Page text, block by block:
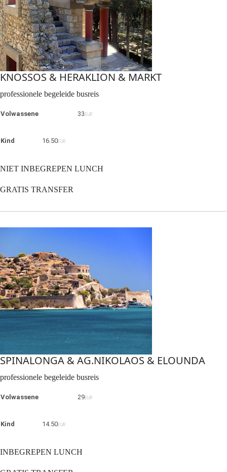
KNOSSOS & HERAKLION & MARKT
professionele begeleide busreis
Volwassene 33EUR
Kind 16.50EUR
NIET INBEGREPEN LUNCH
GRATIS TRANSFER
SPINALONGA & AG.NIKOLAOS & ELOUNDA
professionele begeleide busreis
Volwassene 29EUR
Kind 14.50EUR
INBEGREPEN LUNCH